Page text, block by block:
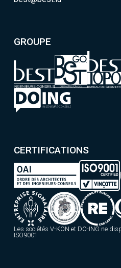
GROUPE
CERTIFICATIONS
Les sociétés V-KON et DO-ING ne
ISO9001